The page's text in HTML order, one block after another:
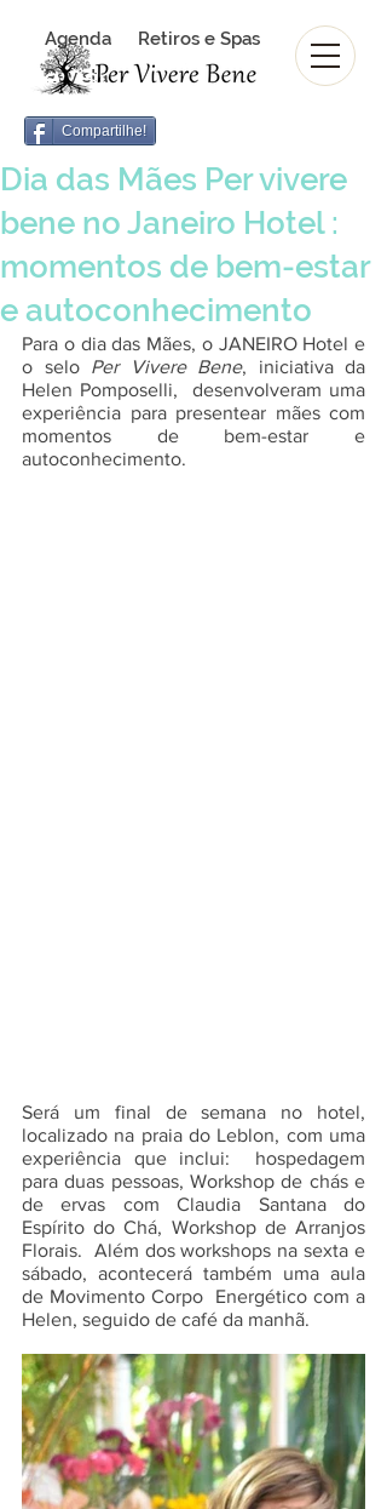
Agenda
Revista
Retiros e Spas
Revista Per Vivere Bene
Compartilhe!
Dia das Mães Per vivere
bene no Janeiro Hotel :
momentos de bem-estar
e autoconhecimento
Para o dia das Mães, o JANEIRO Hotel e
o selo Per Vivere Bene, iniciativa da
Helen Pomposelli,  desenvolveram uma
experiência para presentear mães com
momentos de bem-estar e
autoconhecimento.
Será um final de semana no hotel,
localizado na praia do Leblon, com uma
experiência que inclui:  hospedagem
para duas pessoas, Workshop de chás e
de ervas com Claudia Santana do
Espírito do Chá, Workshop de Arranjos
Florais.  Além dos workshops na sexta e
sábado, acontecerá também uma aula
de Movimento Corpo  Energético com a
Helen, seguido de café da manhã.